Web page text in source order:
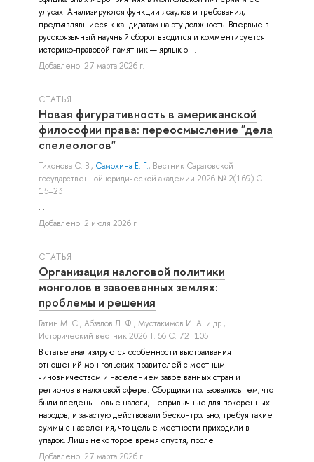
улусах. Анализируются функции ясаулов и требования,
предъявлявшиеся к кандидатам на эту должность. Впервые в
русскоязычный научный оборот вводится и комментируется
историко-правовой памятник — ярлык о ...
Добавлено: 27 марта 2026 г.
СТАТЬЯ
Новая фигуративность в американской
философии права: переосмысление "дела
спелеологов"
Тихонова С. В., Самохина Е. Г., Вестник Саратовской
государственной юридической академии 2026 № 2(169) С.
15–23
. ...
Добавлено: 2 июля 2026 г.
СТАТЬЯ
Организация налоговой политики
монголов в завоеванных землях:
проблемы и решения
Гатин М. С., Абзалов Л. Ф., Мустакимов И. А. и др.,
Исторический вестник 2026 Т. 56 С. 72–105
В статье анализируются особенности выстраивания
отношений мон гольских правителей с местным
чиновничеством и населением завое ванных стран и
регионов в налоговой сфере. Сборщики пользовались тем, что
были введены новые налоги, непривычные для покоренных
народов, и зачастую действовали бесконтрольно, требуя такие
суммы с населения, что целые местности приходили в
упадок. Лишь неко торое время спустя, после ...
Добавлено: 27 марта 2026 г.